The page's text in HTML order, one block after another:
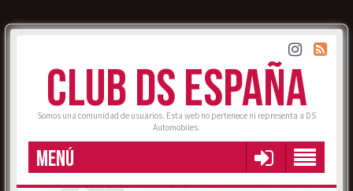
CLUB DS ESPAÑA
Somos una comunidad de usuarios. Esta web no pertenece ni representa a DS
Automobiles.
MENÚ